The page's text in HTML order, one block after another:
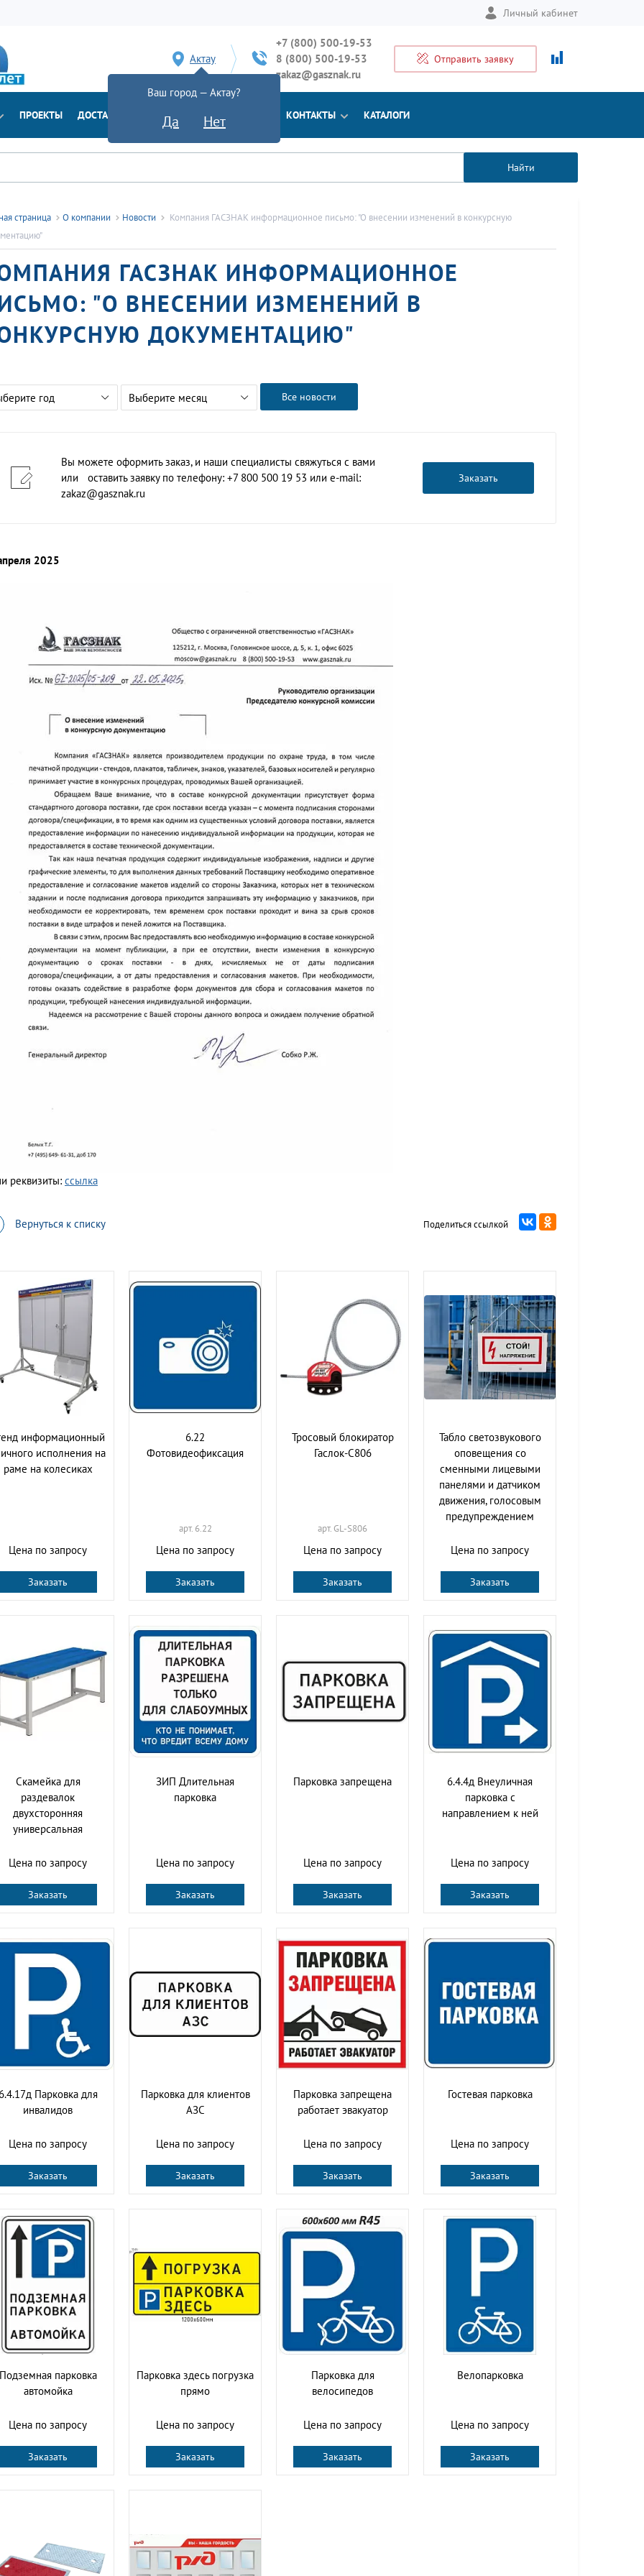
Личный кабинет
Актау
Ваш город — Актау?
Да Нет
+7 (800) 500-19-53
8 (800) 500-19-53
zakaz@gasznak.ru
Отправить заявку
ПРОЕКТЫ ДОСТАВКА ДОКУМЕНТЫ КОНТАКТЫ КАТАЛОГИ
Найти
страница О компании Новости
Компания ГАСЗНАК информационное письмо: "О внесении изменений в конкурсную
ГАСЗНАК ИНФОРМАЦИОННОЕ
"О ВНЕСЕНИИ ИЗМЕНЕНИЙ В
ДОКУМЕНТАЦИЮ"
год Выберите месяц Все новости
Вы можете оформить заказ, и наши специалисты свяжуться с вами
или оставить заявку по телефону: +7 800 500 19 53 или e-mail:
zakaz@gasznak.ru
Заказать
2025
реквизиты: ссылка
Вернуться к списку Поделиться ссылкой
информационный
исполнения на
раме на колесиках
Цена по запросу
Заказать
6.22
Фотовидеофиксация
арт. 6.22
Цена по запросу
Заказать
Тросовый блокиратор
Гаслок-С806
арт. GL-S806
Цена по запросу
Заказать
Табло светозвукового
оповещения со
сменными лицевыми
панелями и датчиком
движения, голосовым
предупреждением
Цена по запросу
Заказать
Скамейка для
раздевалок
двухсторонняя
универсальная
Цена по запросу
Заказать
ЗИП Длительная
парковка
Цена по запросу
Заказать
Парковка запрещена
Цена по запросу
Заказать
6.4.4д Внеуличная
парковка с
направлением к ней
Цена по запросу
Заказать
Парковка для
инвалидов
Цена по запросу
Заказать
Парковка для клиентов
АЗС
Цена по запросу
Заказать
Парковка запрещена
работает эвакуатор
Цена по запросу
Заказать
Гостевая парковка
Цена по запросу
Заказать
парковка
автомойка
Цена по запросу
Заказать
Парковка здесь погрузка
прямо
Цена по запросу
Заказать
Парковка для
велосипедов
Цена по запросу
Заказать
Велопарковка
Цена по запросу
Заказать